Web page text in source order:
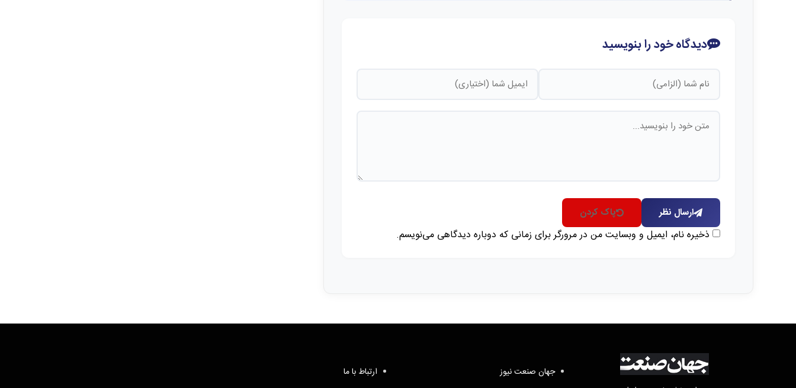
دیدگاه خود را بنویسید
ارسال نظر پاک کردن
ذخیره نام، ایمیل و وبسایت من در مرورگر برای زمانی که دوباره دیدگاهی می‌نویسم.
جهان صنعت نیوز
ارتباط با ما